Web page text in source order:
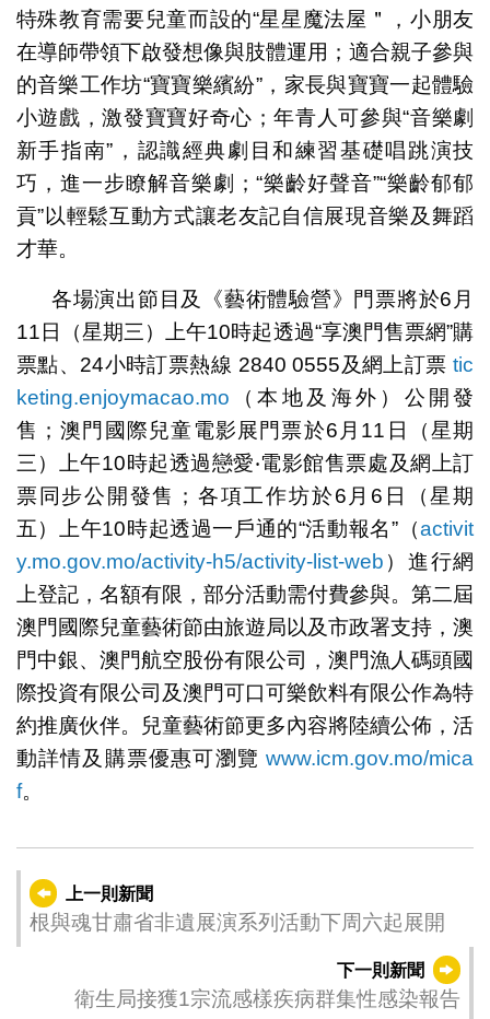
特殊教育需要兒童而設的“星星魔法屋＂，小朋友
在導師帶領下啟發想像與肢體運用；適合親子參與
的音樂工作坊“寶寶樂繽紛”，家長與寶寶一起體驗
小遊戲，激發寶寶好奇心；年青人可參與“音樂劇
新手指南”，認識經典劇目和練習基礎唱跳演技
巧，進一步瞭解音樂劇；“樂齡好聲音”“樂齡郁郁
貢”以輕鬆互動方式讓老友記自信展現音樂及舞蹈
才華。
各場演出節目及《藝術體驗營》門票將於6月
11日（星期三）上午10時起透過“享澳門售票網”購
票點、24小時訂票熱線 2840 0555及網上訂票tic
keting.enjoymacao.mo （本地及海外）公開發
售；澳門國際兒童電影展門票於6月11日（星期
三）上午10時起透過戀愛‧電影館售票處及網上訂
票同步公開發售；各項工作坊於6月6日（星期
五）上午10時起透過一戶通的“活動報名”（activit
y.mo.gov.mo/activity-h5/activity-list-web ）進行網
上登記，名額有限，部分活動需付費參與。第二屆
澳門國際兒童藝術節由旅遊局以及市政署支持，澳
門中銀、澳門航空股份有限公司，澳門漁人碼頭國
際投資有限公司及澳門可口可樂飲料有限公作為特
約推廣伙伴。兒童藝術節更多內容將陸續公佈，活
動詳情及購票優惠可瀏覽www.icm.gov.mo/mica
f。
上一則新聞
根與魂甘肅省非遺展演系列活動下周六起展開
下一則新聞
衛生局接獲1宗流感樣疾病群集性感染報告